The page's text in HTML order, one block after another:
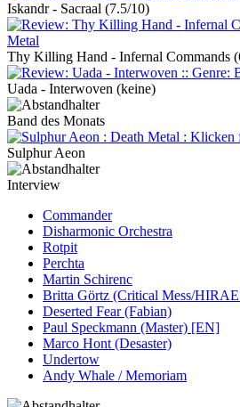
Iskandr - Sacraal (7.5/10)
Thy Killing Hand - Infernal Commands
Uada - Interwoven (keine)
Band des Monats
Sulphur Aeon
Interview
Commander
Disharmonic Orchestra
Rotpit
Perchta
Martin Schirenc
Britta Görtz (Critical Mess/
Deserted Fear (Fabian)
Paul Speckmann (Master) [EN]
Marco Hont (Desaster)
Undertow
Andy Whale / Memoriam